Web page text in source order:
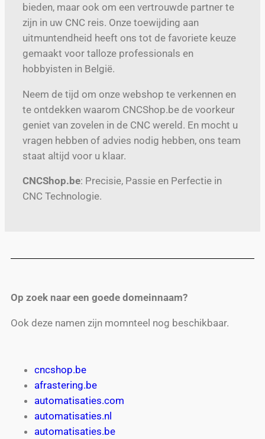
bieden, maar ook om een vertrouwde partner te
zijn in uw CNC reis. Onze toewijding aan
uitmuntendheid heeft ons tot de favoriete keuze
gemaakt voor talloze professionals en
hobbyisten in België.
Neem de tijd om onze webshop te verkennen en
te ontdekken waarom CNCShop.be de voorkeur
geniet van zovelen in de CNC wereld. En mocht u
vragen hebben of advies nodig hebben, ons team
staat altijd voor u klaar.
CNCShop.be: Precisie, Passie en Perfectie in
CNC Technologie.
Op zoek naar een goede domeinnaam?
Ook deze namen zijn momnteel nog beschikbaar.
cncshop.be
afrastering.be
automatisaties.com
automatisaties.nl
automatisaties.be